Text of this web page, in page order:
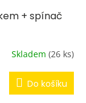
+ spínač
Skladem (26 ks)
Do košíku